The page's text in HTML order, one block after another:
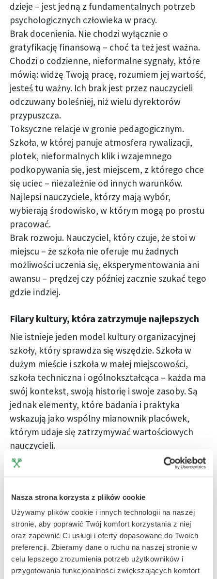
Nasza strona korzysta z plików cookie
Używamy plików cookie i innych technologii na naszej
stronie, aby poprawić Twój komfort korzystania z niej
oraz zapewnić Ci usługi i oferty dopasowane do Twoich
preferencji. Zbieramy dane o ruchu na naszej stronie w
celu lepszego zrozumienia potrzeb użytkowników i
przygotowania funkcjonalności zwiększających komfort
dzieje – jest jedną z fundamentalnych potrzeb
psychologicznych człowieka w pracy.
Brak docenienia. Nie chodzi wyłącznie o
gratyfikację finansową – choć ta też jest ważna.
Chodzi o codzienne, nieformalne sygnały, które
mówią: widzę Twoją pracę, rozumiem jej wartość,
jesteś tu ważny. Ich brak jest przez nauczycieli
odczuwany boleśniej, niż wielu dyrektorów
przypuszcza.
Toksyczne relacje w gronie pedagogicznym.
Szkoła, w której panuje atmosfera rywalizacji,
plotek, nieformalnych klik i wzajemnego
podkopywania się, jest miejscem, z którego chce
się uciec – niezależnie od innych warunków.
Najlepsi nauczyciele, którzy mają wybór,
wybierają środowisko, w którym mogą po prostu
pracować.
Brak rozwoju. Nauczyciel, który czuje, że stoi w
miejscu – że szkoła nie oferuje mu żadnych
możliwości uczenia się, eksperymentowania ani
awansu – prędzej czy później zacznie szukać tego
gdzie indziej.
Filary kultury, która zatrzymuje najlepszych
Nie istnieje jeden model kultury organizacyjnej
szkoły, który sprawdza się wszędzie. Szkoła w
dużym mieście i szkoła w małej miejscowości,
szkoła techniczna i ogólnokształcąca – każda ma
swój kontekst, swoją historię i swoje zasoby. Są
jednak elementy, które badania i praktyka
wskazują jako wspólny mianownik placówek,
którym udaje się zatrzymywać wartościowych
nauczycieli.
Przywództwo oparte na zaufaniu, nie na
Dyrektor, który traktuje nauczycieli jak
profesjonalistów – daje im autonomię, ufa ich
decyzjom i nie kontroluje każdego kroku – buduje
środowisko, w którym ludzie chcą pracować. To
nie oznacza braku standardów ani
odpowiedzialności. Oznacza, że